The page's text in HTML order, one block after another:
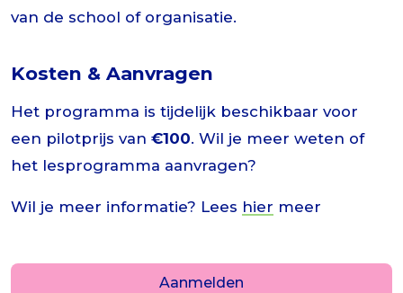
van de school of organisatie.
Kosten & Aanvragen
Het programma is tijdelijk beschikbaar voor
een pilotprijs van €100. Wil je meer weten of
het lesprogramma aanvragen?
Wil je meer informatie? Lees hier meer
Aanmelden